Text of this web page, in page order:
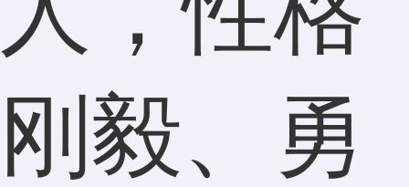
刚毅、勇